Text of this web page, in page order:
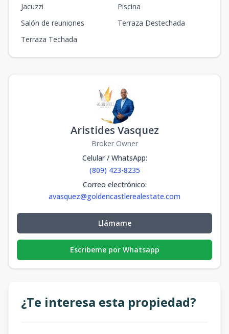
8va
2 m2
2 2 1
Jacuzzi
Piscina
Salón de reuniones
Terraza Destechada
Terraza Techada
Aristides Vasquez
Broker Owner
Celular / WhatsApp:
(809) 423-8235
Correo electrónico:
avasquez@goldencastlerealestate.com
Llámame
Escribeme por Whatsapp
¿Te interesa esta propiedad?